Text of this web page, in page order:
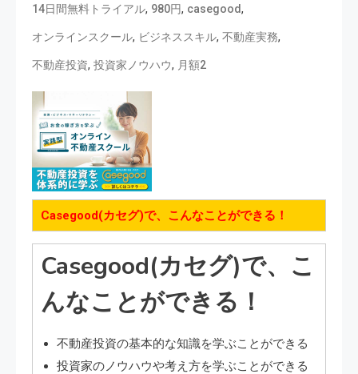
14日間無料トライアル, 980円, casegood,
オンラインスクール, ビジネススキル, 不動産実務,
不動産投資, 投資家ノウハウ, 月額2
Casegood(カセグ)で、こんなことができる！
Casegood(カセグ)で、こ
んなことができる！
不動産投資の基本的な知識を学ぶことができる
投資家のノウハウや考え方を学ぶことができる